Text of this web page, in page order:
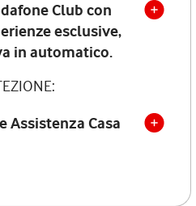
Club con
esclusive,
in automatico.
Assistenza Casa